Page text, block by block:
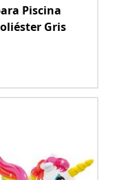
Piscina
Gris